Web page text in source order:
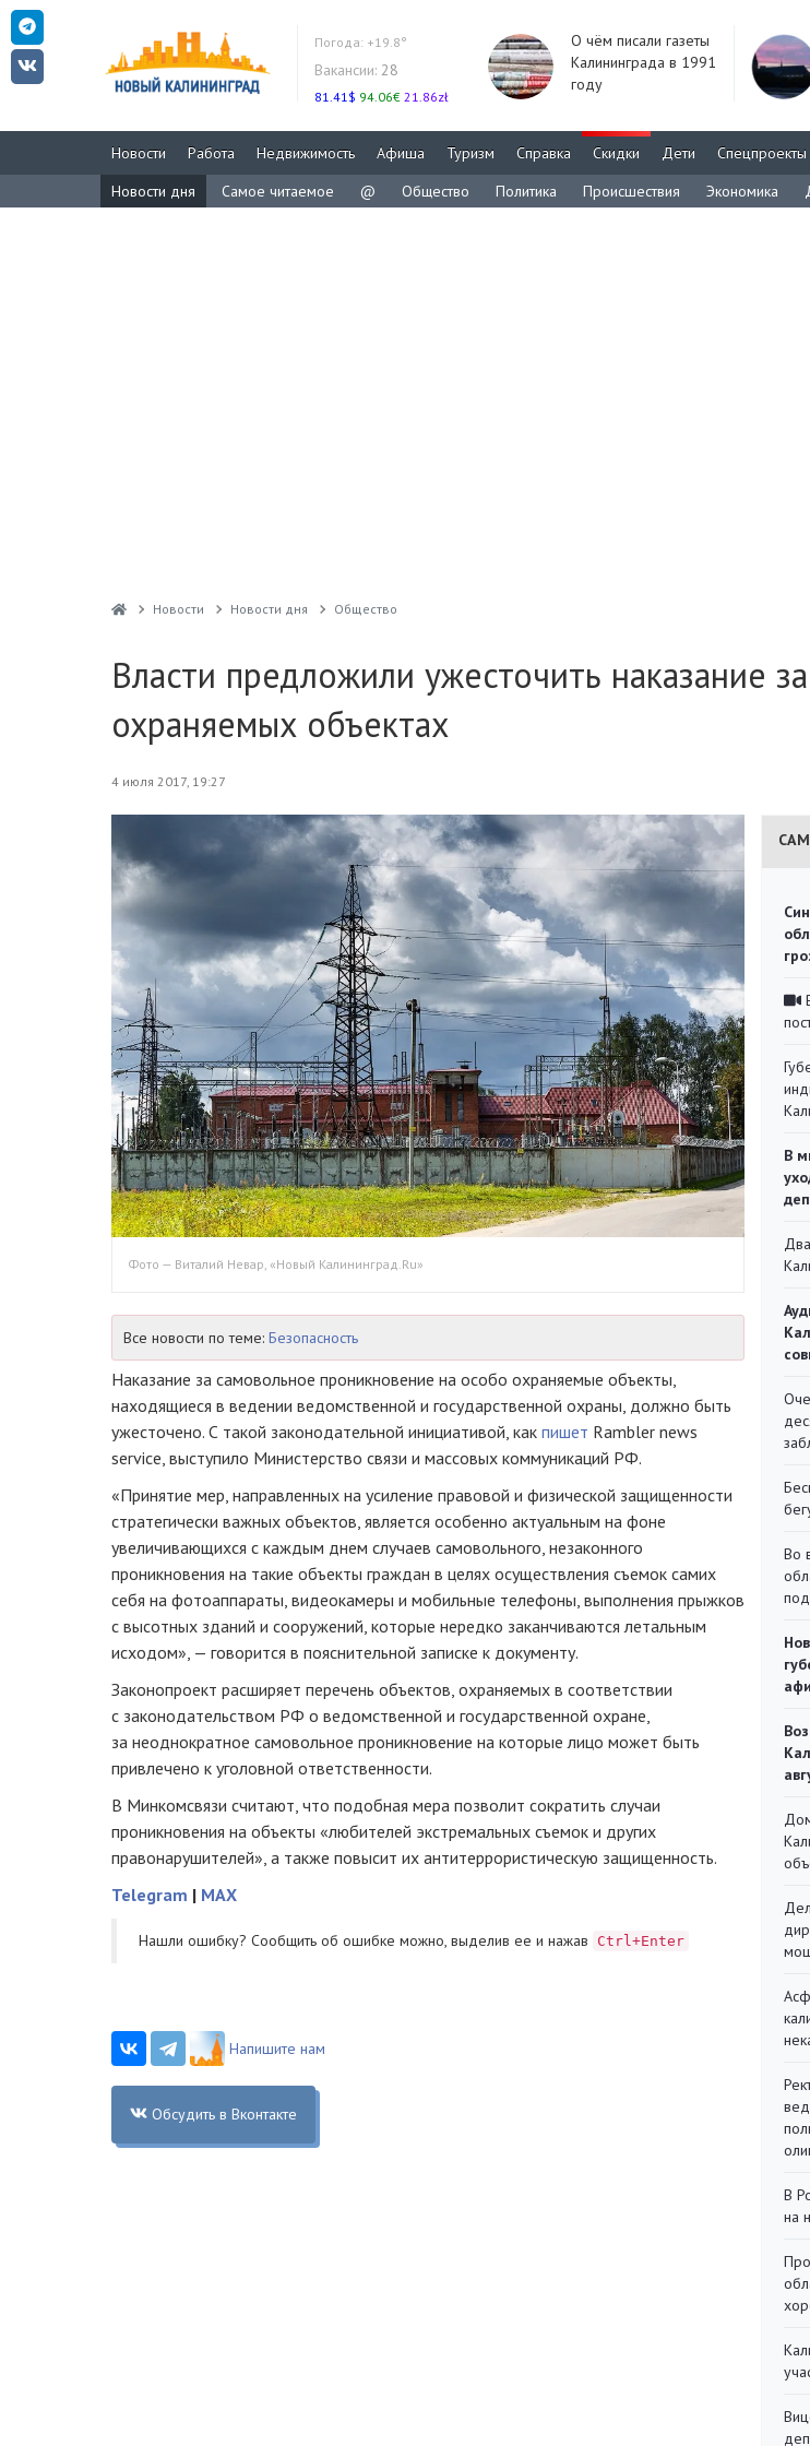
Погода: +19.8°
Вакансии: 28
81.41$ 94.06€ 21.86zł
О чём писали газеты
Калининграда в 1991
году
Новости Работа Недвижимость Афиша Туризм Справка Скидки Дети Спецпроекты
Новости дня
Самое читаемое @ Общество Политика Происшествия Экономика
Новости Новости дня Общество
Власти предложили ужесточить наказание
охраняемых объектах
4 июля 2017, 19:27
Фото — Виталий Невар, «Новый Калининград.Ru»
Все новости по теме: Безопасность
Наказание за самовольное проникновение на особо охраняемые объекты,
находящиеся в ведении ведомственной и государственной охраны, должно быть
ужесточено. С такой законодательной инициативой, как пишет Rambler news
service, выступило Министерство связи и массовых коммуникаций РФ.
«Принятие мер, направленных на усиление правовой и физической защищенности
стратегически важных объектов, является особенно актуальным на фоне
увеличивающихся с каждым днем случаев самовольного, незаконного
проникновения на такие объекты граждан в целях осуществления съемок самих
себя на фотоаппараты, видеокамеры и мобильные телефоны, выполнения прыжков
с высотных зданий и сооружений, которые нередко заканчиваются летальным
исходом», — говорится в пояснительной записке к документу.
Законопроект расширяет перечень объектов, охраняемых в соответствии
с законодательством РФ о ведомственной и государственной охране,
за неоднократное самовольное проникновение на которые лицо может быть
привлечено к уголовной ответственности.
В Минкомсвязи считают, что подобная мера позволит сократить случаи
проникновения на объекты «любителей экстремальных съемок и других
правонарушителей», а также повысит их антитеррористическую защищенность.
Telegram | MAX
Нашли ошибку? Cообщить об ошибке можно, выделив ее и нажав Ctrl+Enter
Напишите нам
Обсудить в Вконтакте
В
Во
В
на